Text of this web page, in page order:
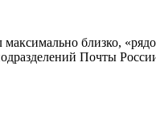
близко,
Почты